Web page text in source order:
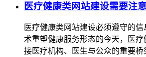
医疗健康类网站建设需要注意
医疗健康类网站建设必须遵守的
术重塑健康服务形态的今天，医
接医疗机构、医生与公众的重要